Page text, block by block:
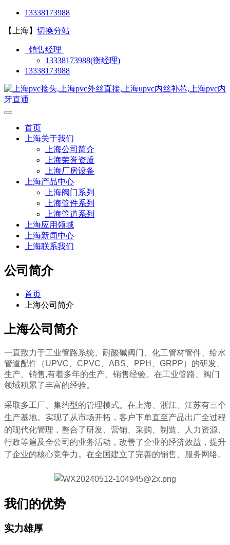
13338173988
【上海】 切换分站
销售经理
13338173988(衡经理)
13338173988
首页
上海关于我们
上海公司简介
上海荣誉资质
上海厂房设备
上海产品中心
上海阀门系列
上海管件系列
上海管道系列
上海应用领域
上海新闻中心
上海联系我们
公司简介
首页
上海公司简介
上海公司简介
一直致力于工业管路系统、耐酸碱阀门、化工管材管件、给水
管道配件（UPVC、CPVC、ABS、PPH、GRPP）的研发、
生产、销售,有着多年的生产、销售经验。在工业管路、阀门
领域积累了丰富的经验。
采取多工厂、集约型的管理模式。在上海、浙江、江苏有三个
生产基地。实现了从市场开拓，客户下单直至产品出厂全过程
的现代化管理，整合了研发、营销、采购、制造、人力资源、
行政等遍及全公司的业务活动，改善了企业的经济效益，提升
了企业的核心竞争力。在全国建立了完善的销售、服务网络。
我们的优势
实力雄厚